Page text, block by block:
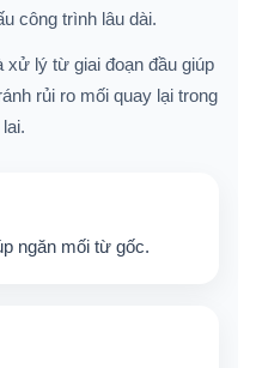
công trình lâu dài.
lý từ giai đoạn đầu giúp
rủi ro mối quay lại trong
ngăn mối từ gốc.